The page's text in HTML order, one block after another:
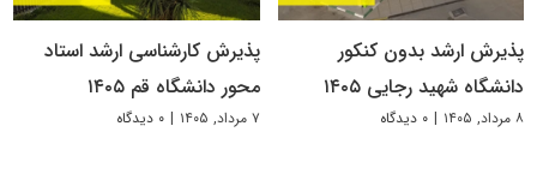
پذیرش ارشد بدون کنکور
دانشگاه شهید رجایی ۱۴۰۵
۸ مرداد, ۱۴۰۵ | ۰ دیدگاه
پذیرش کارشناسی ارشد استاد
محور دانشگاه قم ۱۴۰۵
۷ مرداد, ۱۴۰۵ | ۰ دیدگاه